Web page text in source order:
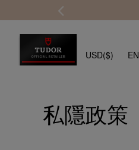
USD($) EN
私隱政策